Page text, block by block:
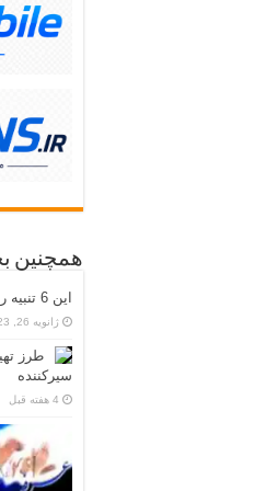
همچنین
این 6 تنبیه را برای تربیت فرزند امتحان کنید
ژانویه 26, 2023
طرز
سیرکننده
4 هفته قبل